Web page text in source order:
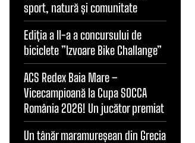
sport, natură și comunitate
Ediția a II-a a concursului de
biciclete ”Izvoare Bike Challange”
ACS Redex Baia Mare –
Vicecampioană la Cupa SOCCA
România 2026! Un jucător premiat
Un tânăr maramureșean din Grecia